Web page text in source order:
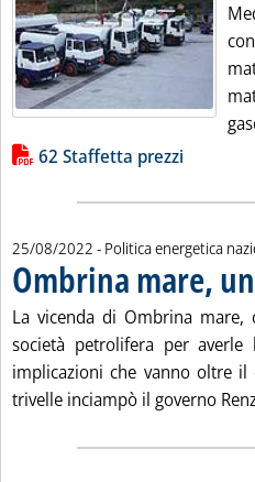
Lista allegati PDF alla
62 Staffetta prezzi
25/08/2022 - Politica energetica
Ombrina mare,
La vicenda di Ombrina
società petrolifera per
implicazioni che vanno oltre il
trivelle inciampò il governo